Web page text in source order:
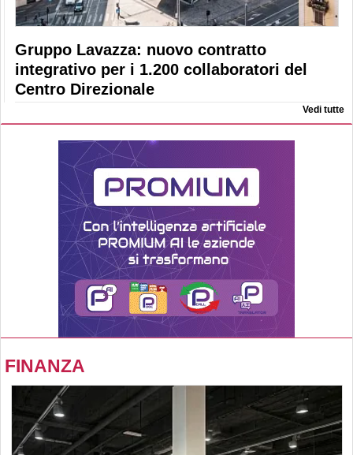
Gruppo Lavazza: nuovo contratto
integrativo per i 1.200 collaboratori del
Centro Direzionale
Vedi tutte
FINANZA